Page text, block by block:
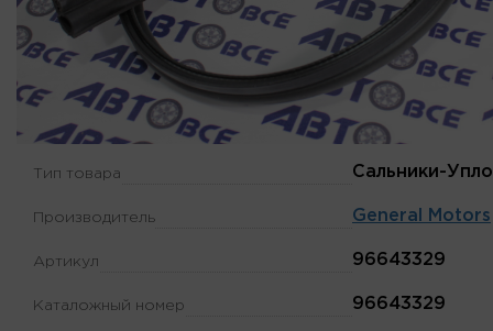
Тип товара Сальники-
Производитель General Motors
Артикул 96643329
Каталожный номер 96643329